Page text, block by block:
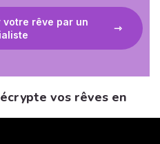
rêve par un
vos rêves en